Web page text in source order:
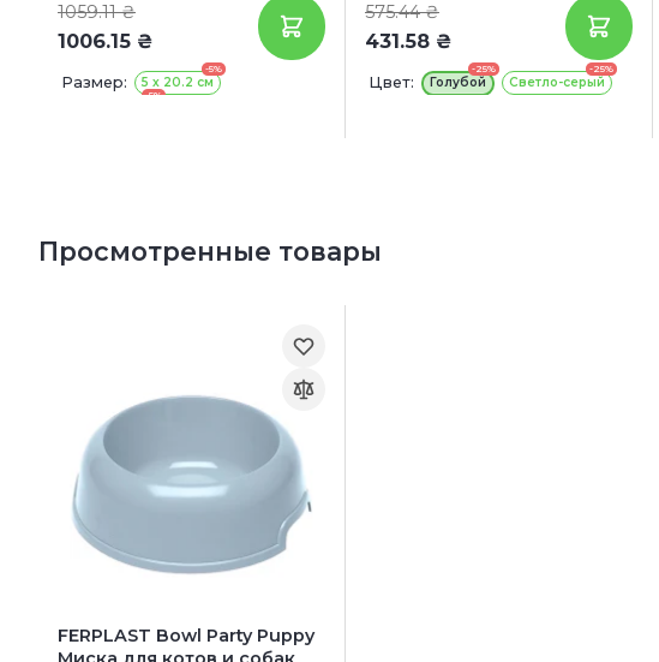
1059.11 ₴
1006.15 ₴
Размер:
-5%
5 х 20.2 см
-5%
575.44 ₴
431.58 ₴
Цвет:
-25%
Голубой
-25%
Светло-серый
Просмотренные товары
FERPLAST Bowl Party Puppy